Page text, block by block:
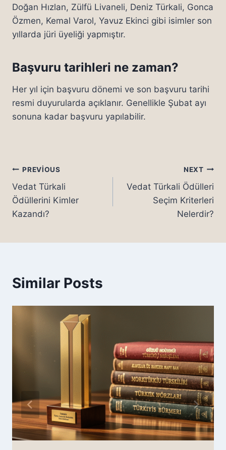
Doğan Hızlan, Zülfü Livaneli, Deniz Türkali, Gonca
Özmen, Kemal Varol, Yavuz Ekinci gibi isimler son
yıllarda jüri üyeliği yapmıştır.
Başvuru tarihleri ne zaman?
Her yıl için başvuru dönemi ve son başvuru tarihi
resmi duyurularda açıklanır. Genellikle Şubat ayı
sonuna kadar başvuru yapılabilir.
Yazı
gezinmesi
PREVIOUS
Vedat Türkali
Ödüllerini Kimler
Kazandı?
NEXT
Vedat Türkali Ödülleri
Seçim Kriterleri
Nelerdir?
Similar Posts